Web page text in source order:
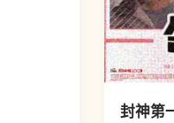
封神第